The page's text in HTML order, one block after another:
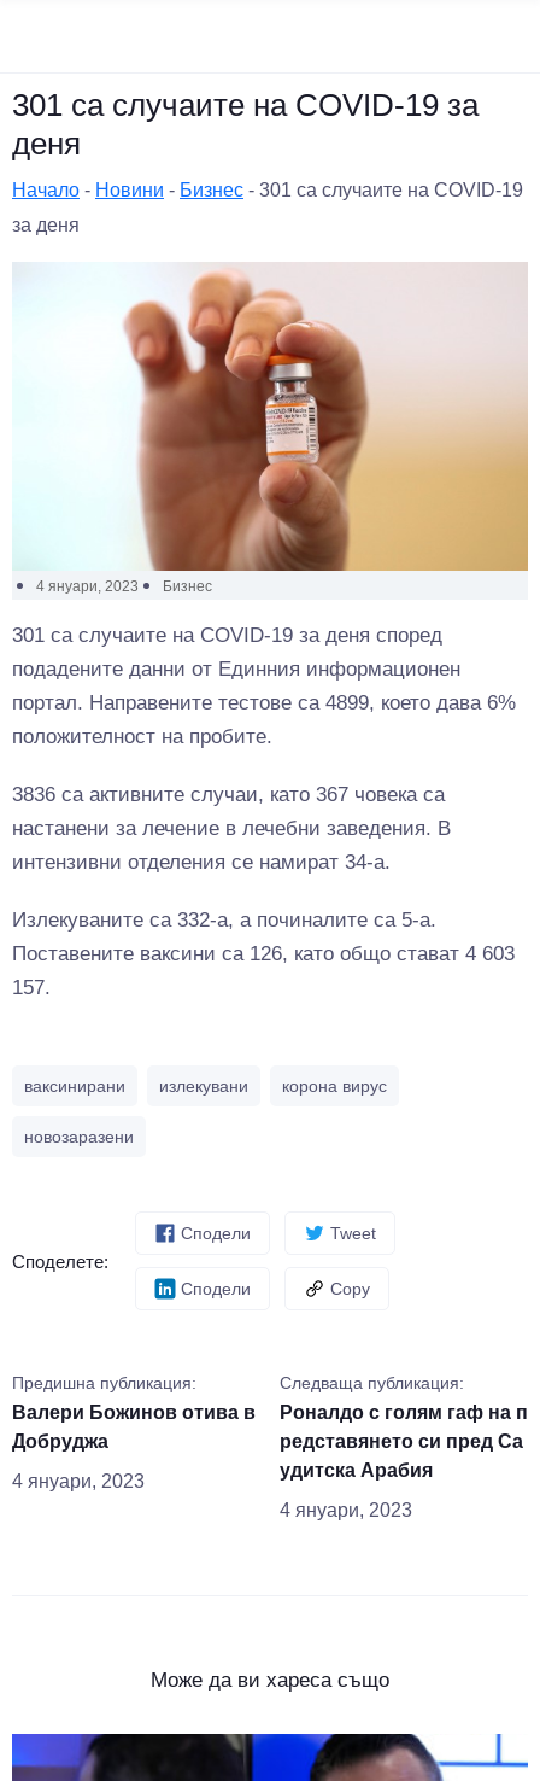
301 са случаите на COVID-19 за
деня
Начало - Новини - Бизнес - 301 са случаите на COVID-19
за деня
4 януари, 2023 Бизнес
301 са случаите на COVID-19 за деня според
подадените данни от Единния информационен
портал. Направените тестове са 4899, което дава 6%
положителност на пробите.
3836 са активните случаи, като 367 човека са
настанени за лечение в лечебни заведения. В
интензивни отделения се намират 34-а.
Излекуваните са 332-а, а починалите са 5-а.
Поставените ваксини са 126, като общо стават 4 603
157.
ваксинирани излекувани корона вирус
новозаразени
Споделете:
Сподели Tweet
Сподели Copy
Предишна публикация:
Валери Божинов отива в
Добруджа
4 януари, 2023
Следваща публикация:
Роналдо с голям гаф на п
редставянето си пред Са
удитска Арабия
4 януари, 2023
Може да ви хареса също